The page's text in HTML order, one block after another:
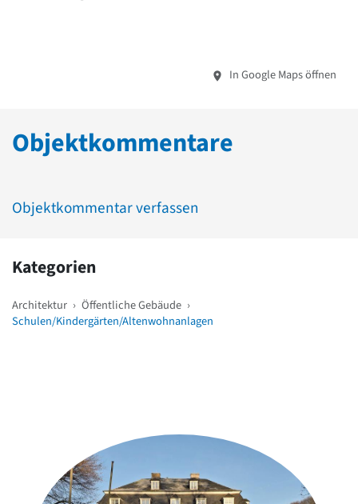
In Google Maps öffnen
Objektkommentare
Objektkommentar verfassen
Kategorien
Architektur › Öffentliche Gebäude ›
Schulen/Kindergärten/Altenwohnanlagen